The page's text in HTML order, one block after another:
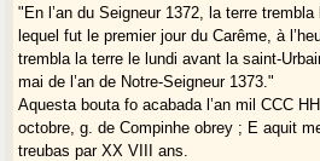
"En l’an du Seigneur 1372, la terre
lequel fut le premier jour du Carême, à
trembla la terre le lundi avant la saint-
mai de l’an de Notre-Seigneur 1373."
Aquesta bouta fo acabada l’an mil CCC
octobre, g. de Compinhe obrey ; E aquit
treubas par XX VIII ans.